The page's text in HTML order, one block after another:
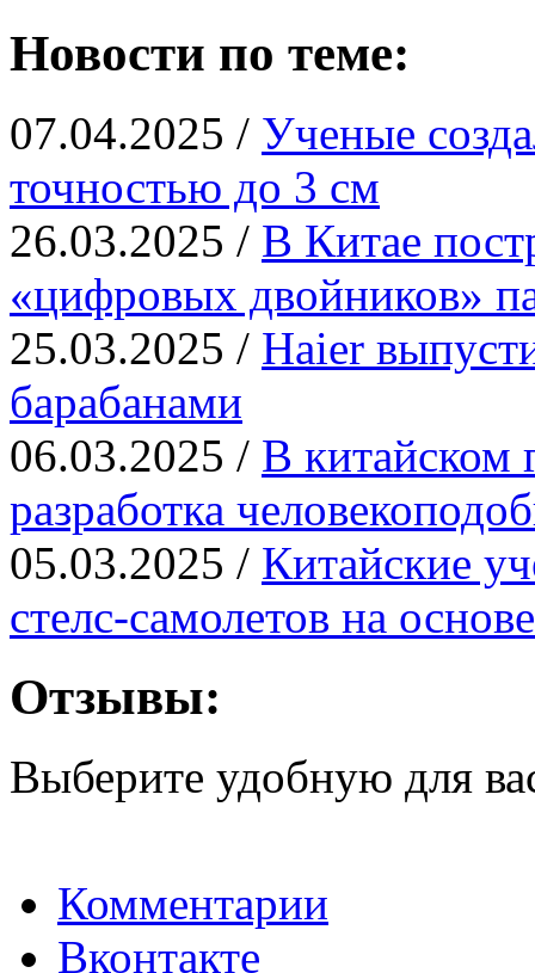
Новости по теме:
07.04.2025 / Ученые
точностью до 3 см
26.03.2025 / В Китае
«цифровых двойников»
25.03.2025 / Haier
барабанами
06.03.2025 / В китайском
разработка
05.03.2025 / Китайские
стелс-самолетов на
Отзывы:
Выберите удобную для
Комментарии
Вконтакте